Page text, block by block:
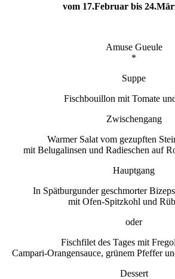
vom 17.Februar bis
Amuse Gueule
*
Suppe
Fischbouillon mit Tomate
Zwischengang
Warmer Salat vom gezupften
mit Belugalinsen und Radieschen auf
Hauptgang
In Spätburgunder geschmorter
mit Ofen-Spitzkohl und
oder
Fischfilet des Tages mit
Campari-Orangensauce, grünem Pfeffer
Dessert